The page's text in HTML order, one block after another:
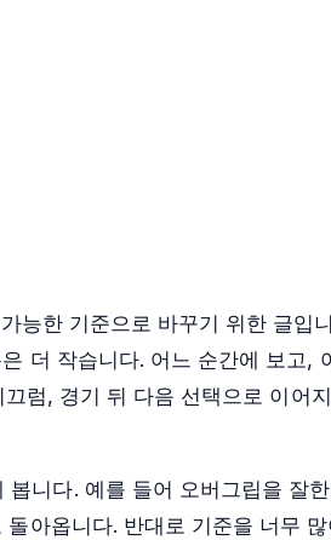
능한 기준으로 바꾸기 위한 글입
더 작습니다. 어느 순간에 보고,
럼, 경기 뒤 다음 선택으로 이어
니다. 예를 들어 오버그립을 잘
아옵니다. 반대로 기준을 너무